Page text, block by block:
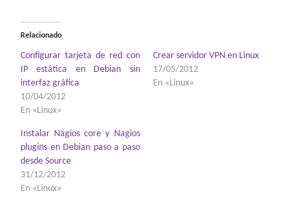
Relacionado
Configurar tarjeta de red con
IP estática en Debian sin
interfaz gráfica
10/04/2012
En «Linux»
Crear servidor VPN en Linux
17/05/2012
En «Linux»
Instalar Nagios core y Nagios
plugins en Debian paso a paso
desde Source
31/12/2012
En «Linux»